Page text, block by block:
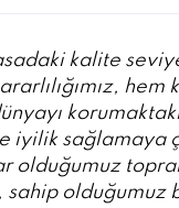
kalite
hem
iyilik sağlamaya
olduğumuz
sahip olduğumuz